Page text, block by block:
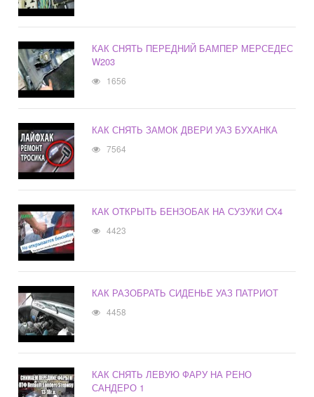
КАК СНЯТЬ ПЕРЕДНИЙ БАМПЕР МЕРСЕДЕС
W203
1656
КАК СНЯТЬ ЗАМОК ДВЕРИ УАЗ БУХАНКА
7564
КАК ОТКРЫТЬ БЕНЗОБАК НА СУЗУКИ СХ4
4423
КАК РАЗОБРАТЬ СИДЕНЬЕ УАЗ ПАТРИОТ
4458
КАК СНЯТЬ ЛЕВУЮ ФАРУ НА РЕНО
САНДЕРО 1